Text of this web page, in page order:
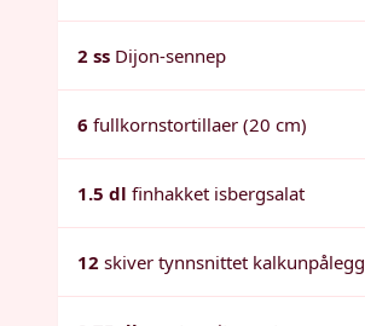
2 ss Dijon-sennep
6 fullkornstortillaer (20 cm)
1.5 dl finhakket isbergsalat
12 skiver tynnsnittet kalkunpålegg